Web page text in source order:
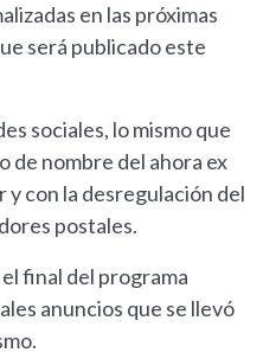
en las próximas
será publicado este
sociales, lo mismo que
de nombre del ahora ex
con la desregulación del
postales.
final del programa
anuncios que se llevó